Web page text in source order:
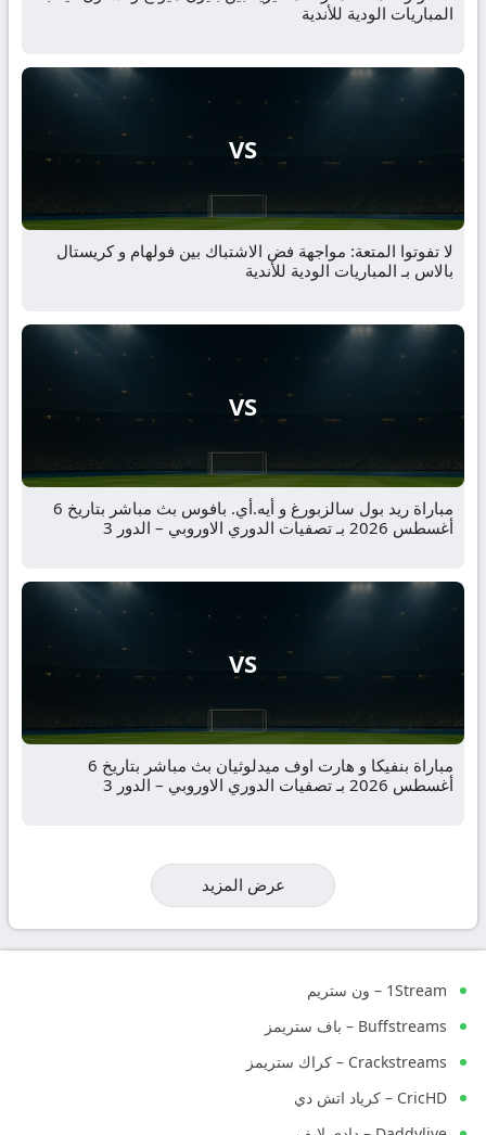
المباريات الودية للأندية
VS
لا تفوتوا المتعة: مواجهة فض الاشتباك بين فولهام و كريستال
بالاس بـ المباريات الودية للأندية
VS
مباراة ريد بول سالزبورغ و أيه.أي. بافوس بث مباشر بتاريخ 6
أغسطس 2026 بـ تصفيات الدوري الاوروبي – الدور 3
VS
مباراة بنفيكا و هارت اوف ميدلوثيان بث مباشر بتاريخ 6
أغسطس 2026 بـ تصفيات الدوري الاوروبي – الدور 3
عرض المزيد
1Stream – ون ستريم
Buffstreams – باف ستريمز
Crackstreams – كراك ستريمز
CricHD – كرياد اتش دي